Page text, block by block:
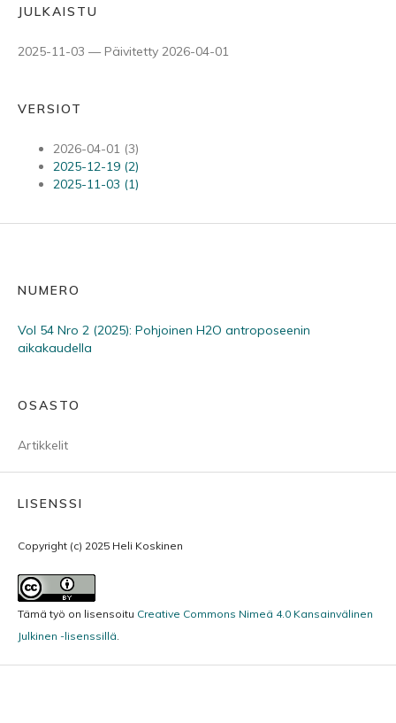
JULKAISTU
2025-11-03 — Päivitetty 2026-04-01
VERSIOT
2026-04-01 (3)
2025-12-19 (2)
2025-11-03 (1)
NUMERO
Vol 54 Nro 2 (2025): Pohjoinen H2O antroposeenin
aikakaudella
OSASTO
Artikkelit
LISENSSI
Copyright (c) 2025 Heli Koskinen
Tämä työ on lisensoitu Creative Commons Nimeä 4.0 Kansainvälinen
Julkinen -lisenssillä.